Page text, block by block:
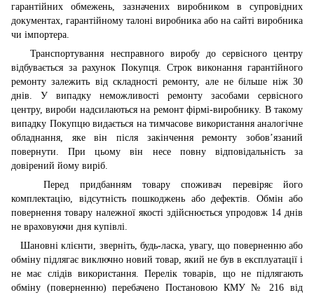
гарантійних обмежень, зазначених виробником в супровідних
документах, гарантійному талоні виробника або на сайті виробника
чи імпортера.
Транспортування несправного виробу до сервісного центру
відбувається за рахунок Покупця. Строк виконання гарантійного
ремонту залежить від складності ремонту, але не більше ніж 30
днів. У випадку неможливості ремонту засобами сервісного
центру, вироби надсилаються на ремонт фірмі-виробнику. В такому
випадку Покупцю видається на тимчасове використання аналогічне
обладнання, яке він після закінчення ремонту зобов’язаний
повернути. При цьому він несе повну відповідальність за
довірений йому виріб.
Перед придбанням товару споживач перевіряє його
комплектацію, відсутність пошкоджень або дефектів. Обмін або
повернення товару належної якості здійснюється упродовж 14 днів
не враховуючи дня купівлі.
Шановні клієнти, зверніть, будь-ласка, увагу, що поверненню або
обміну підлягає виключно новий товар, який не був в експлуатації і
не має слідів використання. Перелік товарів, що не підлягають
обміну (поверненню) перебачено Постановою КМУ № 216 від